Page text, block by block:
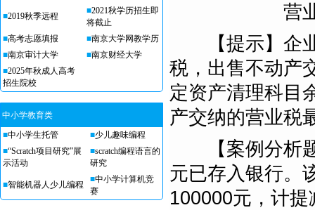
■2019秋季远程
■2021秋学历招生即
将截止
■高考志愿填报 ■南京大学网教学历
■南京审计大学 ■南京财经大学
■2025年秋成人高考
招生院校
中小学教育类
■中小学生托管 ■少儿趣味编程
■“Scratch项目研究”展
示活动
■scratch编程语言的
研究
■智能机器人少儿编程
■中小学计算机竞
赛
营业外收入
【提示】企业
税，出售不动产
定资产清理科目
产交纳的营业税
【案例分析题
元已存入银行。
100000元，计